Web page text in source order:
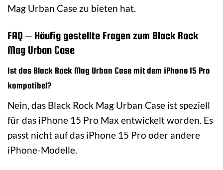
Mag Urban Case zu bieten hat.
FAQ – Häufig gestellte Fragen zum Black Rock
Mag Urban Case
Ist das Black Rock Mag Urban Case mit dem iPhone 15 Pro
kompatibel?
Nein, das Black Rock Mag Urban Case ist speziell
für das iPhone 15 Pro Max entwickelt worden. Es
passt nicht auf das iPhone 15 Pro oder andere
iPhone-Modelle.